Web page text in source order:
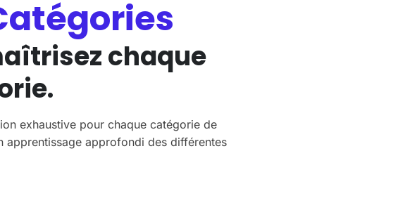
chaque
exhaustive pour chaque catégorie de
apprentissage approfondi des différentes